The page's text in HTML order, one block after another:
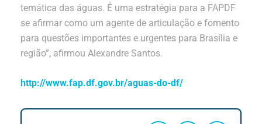
temática das águas. É uma estratégia para a FAPDF
se afirmar como um agente de articulação e fomento
para questões importantes e urgentes para Brasília e
região”, afirmou Alexandre Santos.
http://www.fap.df.gov.br/aguas-do-df/